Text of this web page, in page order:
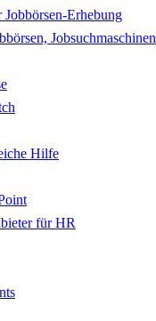
Erhebung
Jobsuchmaschinen
Hilfe
für HR